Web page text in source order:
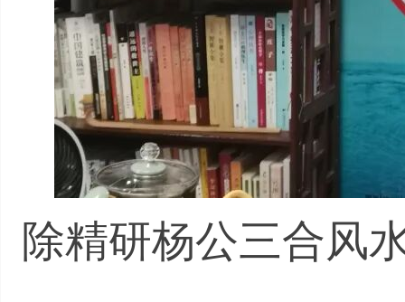
除精研杨公三合风